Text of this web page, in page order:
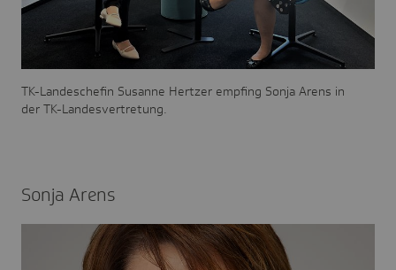
TK-Landeschefin Susanne Hertzer empfing Sonja Arens in
der TK-Landesvertretung.
Sonja Arens